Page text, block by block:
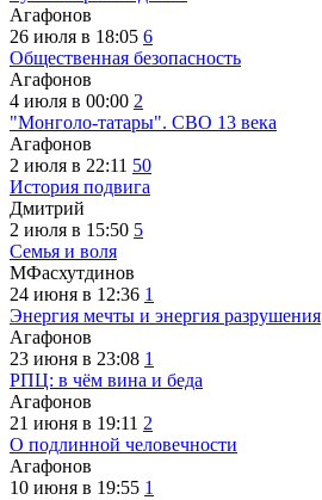
Агафонов
26 июля в 18:05 6
Общественная безопасность
Агафонов
4 июля в 00:00 2
"Монголо-татары". СВО 13 века
Агафонов
2 июля в 22:11 50
История подвига
Дмитрий
2 июля в 15:50 5
Семья и воля
МФасхутдинов
24 июня в 12:36 1
Энергия мечты и энергия разрушения
Агафонов
23 июня в 23:08 1
РПЦ: в чём вина и беда
Агафонов
21 июня в 19:11 2
О подлинной человечности
Агафонов
10 июня в 19:55 1